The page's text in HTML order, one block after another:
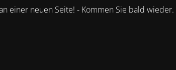
einer neuen Seite! - Kommen Sie bald wieder.